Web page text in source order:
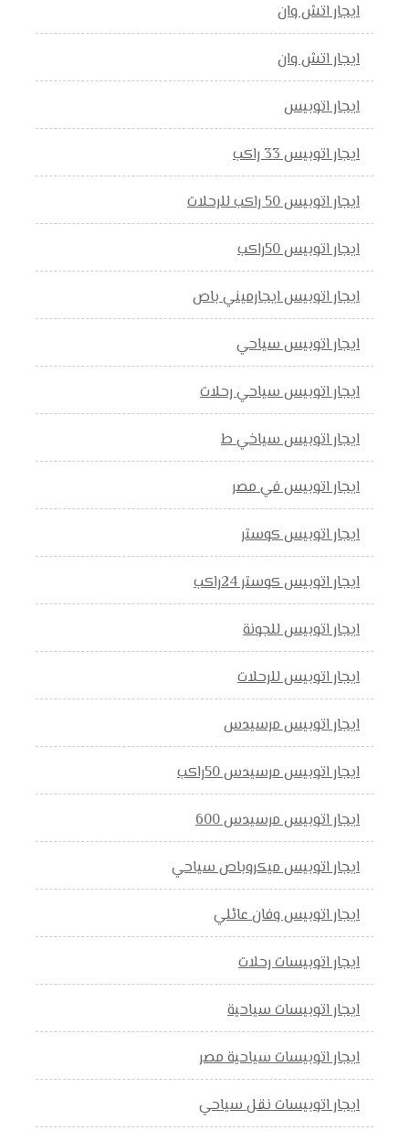
ايجار اتش وان
ايجار اتش وان
ايجار اتوبيس
ايجار اتوبيس 33 راكب
ايجار اتوبيس 50 راكب للرحلات
ايجار اتوبيس 50راكب
ايجار اتوبيس ايجارميني باص
ايجار اتوبيس سياحي
ايجار اتوبيس سياحي رحلات
ايجار اتوبيس سياخي ط
ايجار اتوبيس في مصر
ايجار اتوبيس كوستر
ايجار اتوبيس كوستر 24راكب
ايجار اتوبيس للجونة
ايجار اتوبيس للرحلات
ايجار اتوبيس مرسيدس
ايجار اتوبيس مرسيدس 50راكب
ايجار اتوبيس مرسيدس 600
ايجار اتوبيس ميكروباص سياحي
ايجار اتوبيس وفان عائلي
ايجار اتوبيسات رحلات
ايجار اتوبيسات سياحية
ايجار اتوبيسات سياحية مصر
ايجار اتوبيسات نقل سياحي